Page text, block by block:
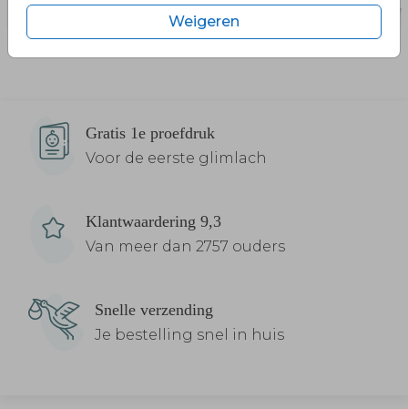
Weigeren
Gratis 1e proefdruk
Voor de eerste glimlach
Klantwaardering 9,3
Van meer dan 2757 ouders
Snelle verzending
Je bestelling snel in huis